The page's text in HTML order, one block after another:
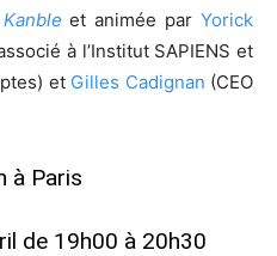
Kanble et animée parYorick
à l’Institut SAPIENS et
et Gilles Cadignan (CEO
à Paris
de 19h00 à 20h30